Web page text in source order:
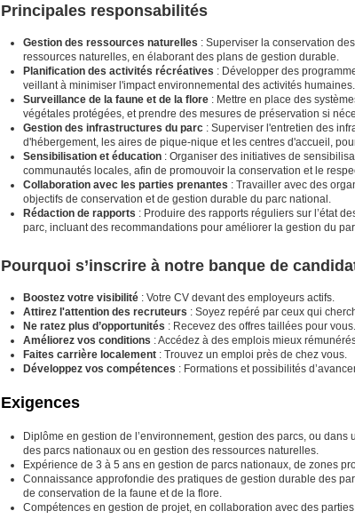
Principales responsabilités
Gestion des ressources naturelles : Superviser la conservation
ressources naturelles, en élaborant des plans de gestion durable.
Planification des activités récréatives : Développer des
veillant à minimiser l'impact environnemental des activités humaines.
Surveillance de la faune et de la flore : Mettre en place des
végétales protégées, et prendre des mesures de préservation si
Gestion des infrastructures du parc : Superviser l'entretien des
d'hébergement, les aires de pique-nique et les centres d'accueil,
Sensibilisation et éducation : Organiser des initiatives de
communautés locales, afin de promouvoir la conservation et le
Collaboration avec les parties prenantes : Travailler avec des
objectifs de conservation et de gestion durable du parc national.
Rédaction de rapports : Produire des rapports réguliers sur l’état
parc, incluant des recommandations pour améliorer la gestion du
Pourquoi s’inscrire à notre banque de
Boostez votre visibilité : Votre CV devant des employeurs actifs.
Attirez l'attention des recruteurs : Soyez repéré par ceux qui
Ne ratez plus d’opportunités : Recevez des offres taillées pour vous.
Améliorez vos conditions : Accédez à des emplois mieux
Faites carrière localement : Trouvez un emploi près de chez vous.
Développez vos compétences : Formations et possibilités
Exigences
Diplôme en gestion de l’environnement, gestion des parcs, ou
des parcs nationaux ou en gestion des ressources naturelles.
Expérience de 3 à 5 ans en gestion de parcs nationaux, de zones
Connaissance approfondie des pratiques de gestion durable des
de conservation de la faune et de la flore.
Compétences en gestion de projet, en collaboration avec des